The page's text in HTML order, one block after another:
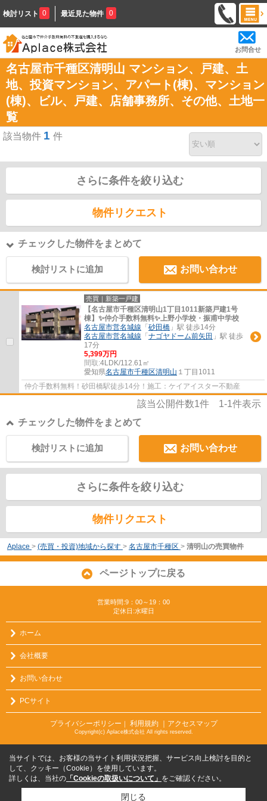
検討リスト 0 最近見た物件 0
お問合せ
名古屋市千種区清明山 マンション、戸建、土
地、投資マンション、アパート(棟)、マンション
(棟)、ビル、戸建、店舗事務所、その他、土地一
覧
該当物件 1 件
さらに条件を絞り込む
物件リクエスト
チェックした物件をまとめて
検討リストに追加 お問い合わせ
売買｜新築一戸建
【名古屋市千種区清明山1丁目1011新築戸建1号
棟】✨️仲介手数料無料✨️上野小学校・振甫中学校
名古屋市営名城線 「 砂田橋 」駅 徒歩14分
名古屋市営名城線 「 ナゴヤドーム前矢田 」駅 徒歩
17分
5,399万円
間取:4LDK/112.61㎡
愛知県名古屋市千種区清明山 １丁目1011
仲介手数料無料！砂田橋駅徒歩14分！施工：ケイアイスター不動産
該当公開件数1件 1-1件表示
チェックした物件をまとめて
お問い合わせ
検討リストに追加
さらに条件を絞り込む
物件リクエスト
Aplace > (売買・投資)地域から探す > 名古屋市千種区 > 清明山の売買物件
ページトップに戻る
営業時間:9：00～19：00
定休日:水曜日
ホーム
会社概要
お問い合わせ
PCサイト
プライバシーポリシー ｜ 利用規約 ｜アクセスマップ
Copyright(c) Aplace株式会社 All rights reserved.
当サイトでは、お客様の当サイト利用状況把握、サービス向上検討を目的と
して、クッキー（Cookie）を使用しています。
詳しくは、当社の 「Cookieの取扱いについて」 をご確認ください。
閉じる